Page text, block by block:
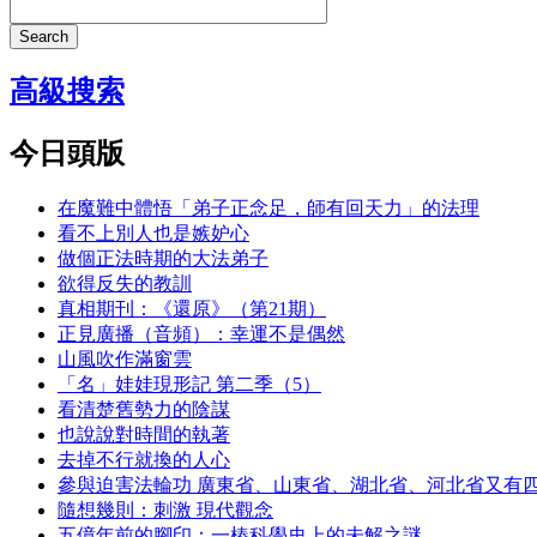
Search
高級搜索
今日頭版
在魔難中體悟「弟子正念足，師有回天力」的法理
看不上別人也是嫉妒心
做個正法時期的大法弟子
欲得反失的教訓
真相期刊：《還原》（第21期）
正見廣播（音頻）：幸運不是偶然
山風吹作滿窗雲
「名」娃娃現形記 第二季（5）
看清楚舊勢力的陰謀
也說說對時間的執著
去掉不行就換的人心
參與迫害法輪功 廣東省、山東省、湖北省、河北省又有
隨想幾則：刺激 現代觀念